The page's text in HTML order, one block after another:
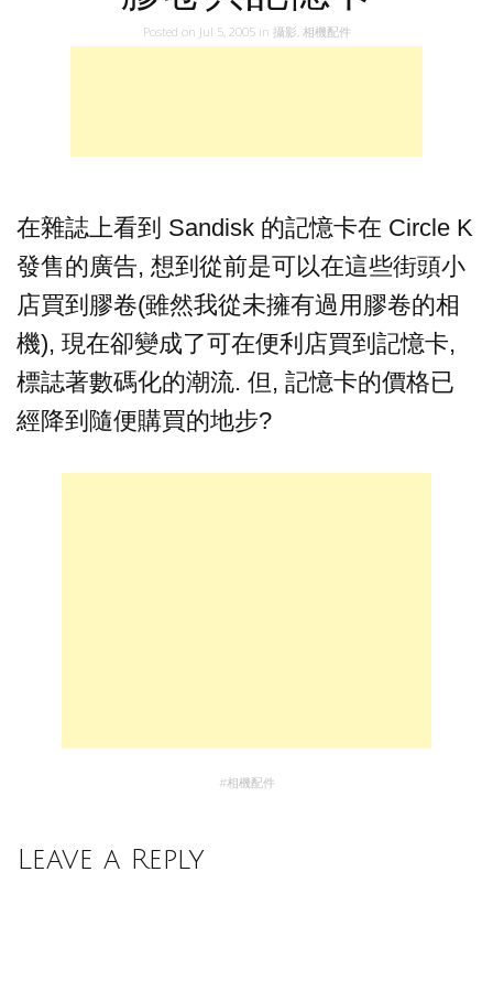
Posted on Jul 5, 2005 in 攝影, 相機配件
在雜誌上看到 Sandisk 的記憶卡在 Circle K
發售的廣告, 想到從前是可以在這些街頭小
店買到膠卷(雖然我從未擁有過用膠卷的相
機), 現在卻變成了可在便利店買到記憶卡,
標誌著數碼化的潮流. 但, 記憶卡的價格已
經降到隨便購買的地步?
#相機配件
Leave a Reply